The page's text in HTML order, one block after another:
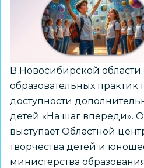
В Новосибирской области
образовательных
доступности
детей «На шаг впереди».
выступает Областной
творчества детей и
министерства